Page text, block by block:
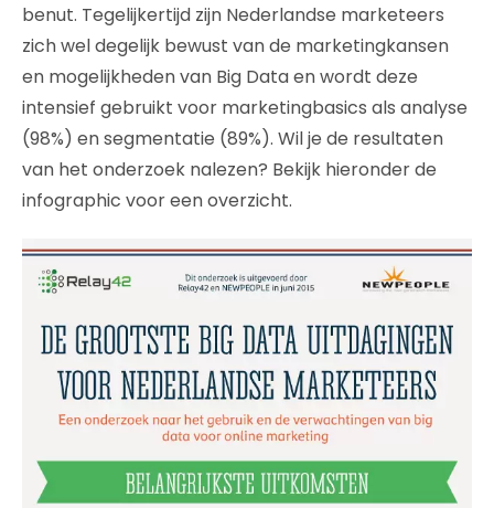
benut. Tegelijkertijd zijn Nederlandse marketeers
zich wel degelijk bewust van de marketingkansen
en mogelijkheden van Big Data en wordt deze
intensief gebruikt voor marketingbasics als analyse
(98%) en segmentatie (89%). Wil je de resultaten
van het onderzoek nalezen? Bekijk hieronder de
infographic voor een overzicht.